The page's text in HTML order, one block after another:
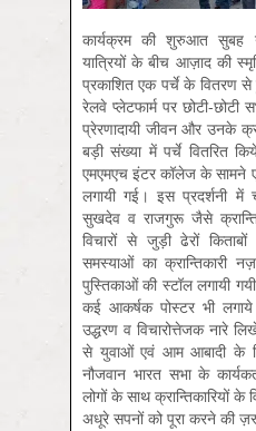
कार्यक्रम की शुरुआत सुबह
यात्रियों के बीच आज़ाद की
प्रकाशित एक पर्चे के वितरण
रेलवे प्लेटफार्म पर छोटी-
प्रेरणादायी जीवन और उनके
बड़ी संख्या में पर्चे वितरित
एमएमएच इंटर कॉलेज के सामने
लगायी गई। इस प्रदर्शनी
सुखदेव व राजगुरू जैसे
विचारों से जुड़ी ढेरों
समस्याओं का क्रान्तिकारी
पुस्तिकाओं की स्टॉल लगायी
कई आकर्षक पोस्टर भी लगाये
उद्धरण व विचारोत्तेजक नारे
से युवाओं एवं आम आबादी के
नौजवान भारत सभा के
लोगों के साथ क्रान्तिकारियों
अधूरे सपनों को पूरा करने की